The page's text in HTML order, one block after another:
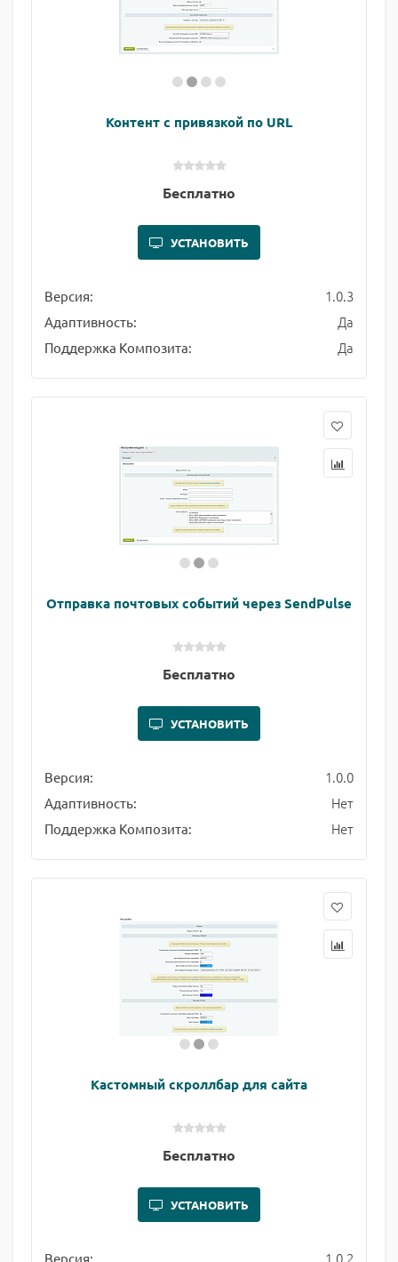
Контент с привязкой по URL
Бесплатно
УСТАНОВИТЬ
Версия: 1.0.3
Адаптивность: Да
Поддержка Композита: Да
Отправка почтовых событий через SendPulse
Бесплатно
УСТАНОВИТЬ
Версия: 1.0.0
Адаптивность: Нет
Поддержка Композита: Нет
Кастомный скроллбар для сайта
Бесплатно
УСТАНОВИТЬ
Версия: 1.0.2